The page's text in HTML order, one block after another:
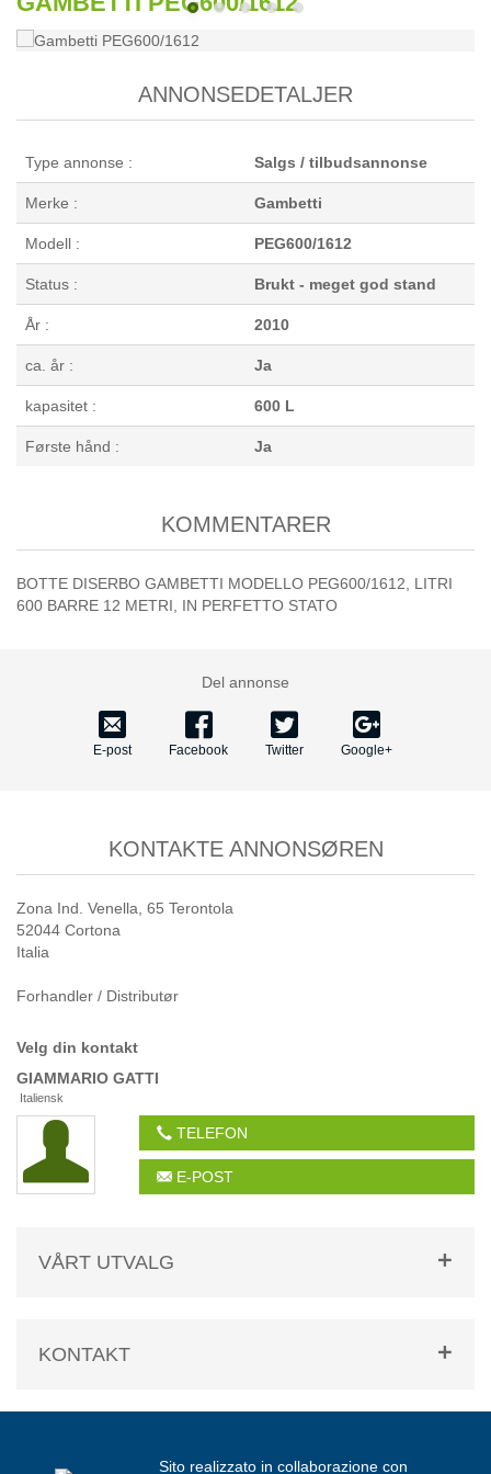
ANNONSEDETALJER
Type annonse : Salgs / tilbudsannonse
Merke : Gambetti
Modell : PEG600/1612
Status : Brukt - meget god stand
År : 2010
ca. år : Ja
kapasitet : 600 L
Første hånd : Ja
KOMMENTARER
BOTTE DISERBO GAMBETTI MODELLO PEG600/1612, LITRI
600 BARRE 12 METRI, IN PERFETTO STATO
Del annonse
E-post Facebook Twitter Google+
KONTAKTE ANNONSØREN
Zona Ind. Venella, 65 Terontola
52044 Cortona
Italia
Forhandler / Distributør
Velg din kontakt
GIAMMARIO GATTI
Italiensk
TELEFON
E-POST
VÅRT UTVALG
KONTAKT
Sito realizzato in collaborazione con